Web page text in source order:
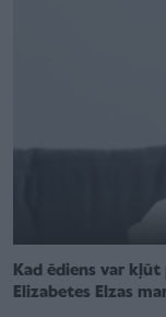
Kad ēdiens var kļūt
Elizabetes Elzas